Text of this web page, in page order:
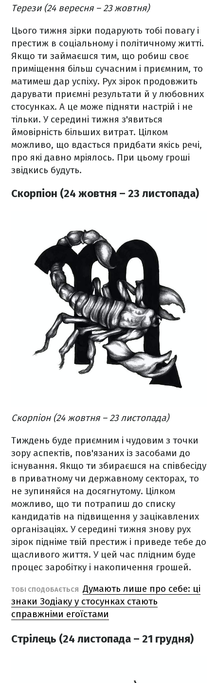
Терези (24 вересня – 23 жовтня)
Цього тижня зірки подарують тобі повагу і
престиж в соціальному і політичному житті.
Якщо ти займаєшся тим, що робиш своє
приміщення більш сучасним і приємним, то
матимеш дар успіху. Рух зірок продовжить
дарувати приємні результати й у любовних
стосунках. А це може підняти настрій і не
тільки. У середині тижня з'явиться
ймовірність більших витрат. Цілком
можливо, що вдасться придбати якісь речі,
про які давно мріялось. При цьому гроші
звідкись будуть.
Скорпіон (24 жовтня – 23 листопада)
Скорпіон (24 жовтня – 23 листопада)
Тиждень буде приємним і чудовим з точки
зору аспектів, пов'язаних із засобами до
існування. Якщо ти збираєшся на співбесіду
в приватному чи державному секторах, то
не зупиняйся на досягнутому. Цілком
можливо, що ти потрапиш до списку
кандидатів на підвищення у зацікавлених
організаціях. У середині тижня знову рух
зірок підніме твій престиж і приведе тебе до
щасливого життя. У цей час плідним буде
процес заробітку і накопичення грошей.
ТОБІ СПОДОБАЄТЬСЯ Думають лише про себе: ці
знаки Зодіаку у стосунках стають
справжніми егоїстами
Стрілець (24 листопада – 21 грудня)